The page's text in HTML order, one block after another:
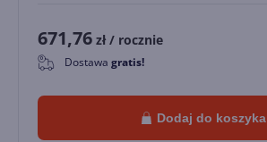
671,76 zł / rocznie
0 Dostawa gratis!
Dodaj do koszyka